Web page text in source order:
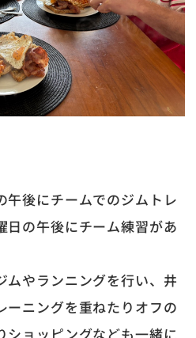
午後にチームでのジムトレ
日の午後にチーム練習があ
ムやランニングを行い、井
ーニングを重ねたりオフの
ショッピングなども一緒に